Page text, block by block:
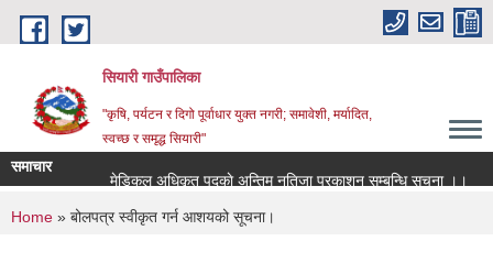
Skip to main content
सियारी गाउँपालिका
"कृषि, पर्यटन र दिगो पूर्वाधार युक्त नगरी; समावेशी, मर्यादित,
स्वच्छ र समृद्ध सियारी"
समाचार
मेडिकल अधिकृत पदकाे अन्तिम नतिजा प्रकाशन सम्बन्धि सुचना ।।
You are here
Home » बोलपत्र स्वीकृत गर्न आशयको सूचना।